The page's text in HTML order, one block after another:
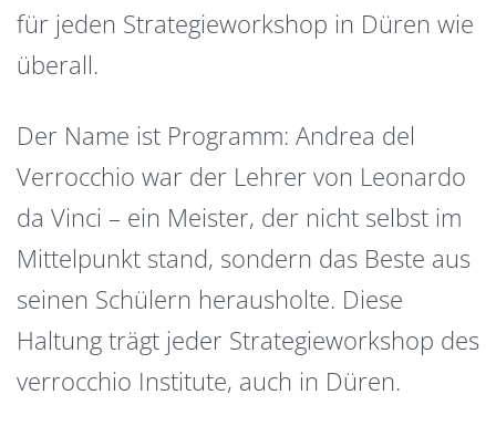
für jeden Strategieworkshop in Düren wie
überall.
Der Name ist Programm: Andrea del
Verrocchio war der Lehrer von Leonardo
da Vinci – ein Meister, der nicht selbst im
Mittelpunkt stand, sondern das Beste aus
seinen Schülern herausholte. Diese
Haltung trägt jeder Strategieworkshop des
verrocchio Institute, auch in Düren.